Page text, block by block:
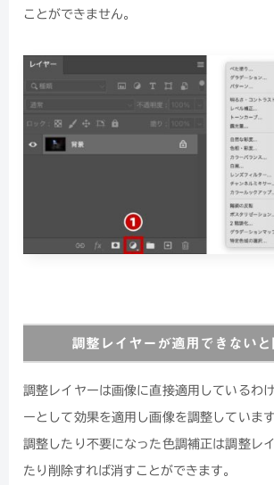
ことができません。
調整レイヤーが適用できないと
調整レイヤーは画像に直接適用しているわ
ーとして効果を適用し画像を調整していま
調整したり不要になった色調補正は調整レ
たり削除すれば消すことができます。